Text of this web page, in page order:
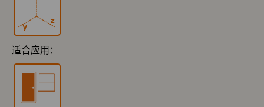
适合应用：